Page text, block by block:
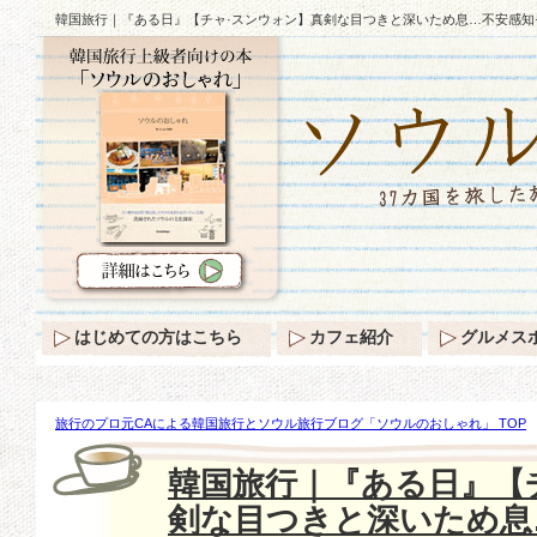
韓国旅行｜『ある日』【チャ·スンウォン】真剣な目つきと深いため息…不安感
旅行のプロ元CAによる韓国旅行とソウル旅行ブログ「ソウルのおしゃれ」 TOP
『ある日』【チャ·スンウォン】真剣な目つきと深いため息…不安感知モーメント
韓国旅行｜『ある日』
剣な目つきと深いため
はじめての方はこちら カフェ紹介 グルメス